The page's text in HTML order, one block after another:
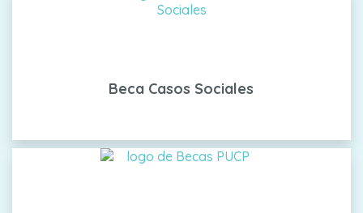
Beca Casos Sociales